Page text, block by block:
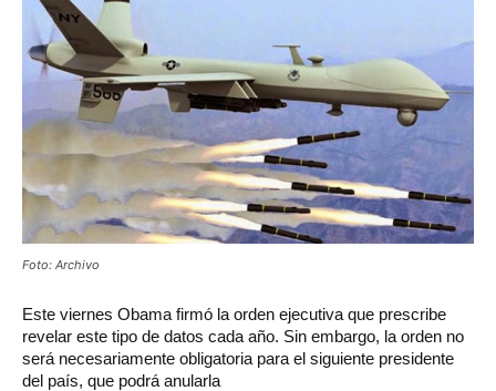
Foto: Archivo
Este viernes Obama firmó la orden ejecutiva que prescribe
revelar este tipo de datos cada año. Sin embargo, la orden no
será necesariamente obligatoria para el siguiente presidente
del país, que podrá anularla